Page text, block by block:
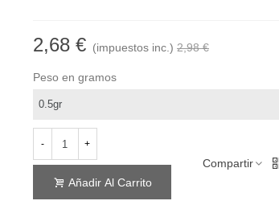
2,68 € (impuestos inc.) 2,98 €
Peso en gramos
- +
Añadir Al Carrito
Compartir